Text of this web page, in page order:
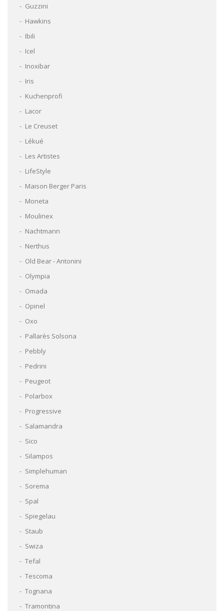
Guzzini
Hawkins
Ibili
Icel
Inoxibar
Iris
Kuchenprofi
Lacor
Le Creuset
Lékué
Les Artistes
LifeStyle
Maison Berger Paris
Moneta
Moulinex
Nachtmann
Nerthus
Old Bear - Antonini
Olympia
Omada
Opinel
Oxo
Pallarès Solsona
Pebbly
Pedrini
Peugeot
Polarbox
Progressive
Salamandra
Sico
Silampos
Simplehuman
Sorema
Spal
Spiegelau
Staub
Swiza
Tefal
Tescoma
Tognana
Tramontina